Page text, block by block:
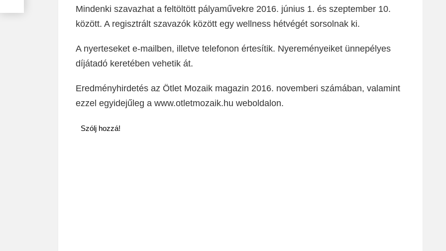
Mindenki szavazhat a feltöltött pályaművekre 2016. június 1. és szeptember 10.
között. A regisztrált szavazók között egy wellness hétvégét sorsolnak ki.
A nyerteseket e-mailben, illetve telefonon értesítik. Nyereményeiket ünnepélyes
díjátadó keretében vehetik át.
Eredményhirdetés az Ötlet Mozaik magazin 2016. novemberi számában, valamint
ezzel egyidejűleg a www.otletmozaik.hu weboldalon.
Szólj hozzá!